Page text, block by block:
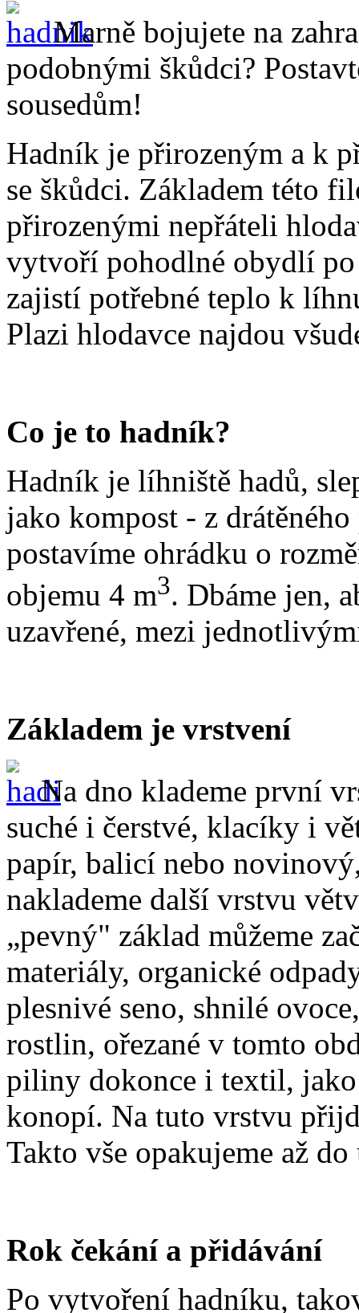
Marně bojujete na
podobnými škůdci?
sousedům!
Hadník je přirozeným a k
se škůdci. Základem této
přirozenými nepřáteli
vytvoří pohodlné obydlí
zajistí potřebné teplo k
Plazi hlodavce najdou
Co je to hadník?
Hadník je líhniště hadů,
jako kompost - z
postavíme ohrádku o
objemu 4 m3. Dbáme jen,
uzavřené, mezi
Základem je vrstvení
Na dno klademe první
suché i čerstvé, klacíky i
papír, balicí nebo
naklademe další vrstvu
„pevný" základ můžeme
materiály, organické
plesnivé seno, shnilé
rostlin, ořezané v tomto
piliny dokonce i textil,
konopí. Na tuto vrstvu
Takto vše opakujeme až
Rok čekání a přidávání
Po vytvoření hadníku,